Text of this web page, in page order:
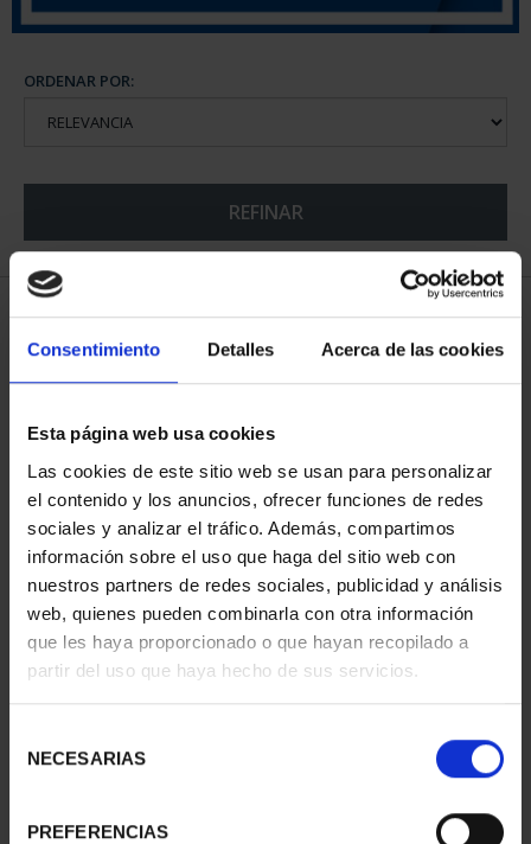
Consentimiento Detalles Acerca de las cookies
Esta página web usa cookies
Las cookies de este sitio web se usan para personalizar
el contenido y los anuncios, ofrecer funciones de redes
sociales y analizar el tráfico. Además, compartimos
información sobre el uso que haga del sitio web con
nuestros partners de redes sociales, publicidad y análisis
web, quienes pueden combinarla con otra información
que les haya proporcionado o que hayan recopilado a
partir del uso que haya hecho de sus servicios.
NECESARIAS
PREFERENCIAS
ORDENAR POR:
REFINAR
5 Productos encontrados
SUSCRIPCIÓN
CAPITALES DE
PROVINCIA 1
949,00 €
Sólo para usuarios
registrados
SUSCRIPCIÓN
CAPITALES DE
PROVINCIA 2
949,00 €
Sólo para usuarios
registrados